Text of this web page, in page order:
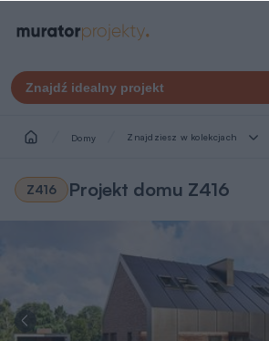
Znajdź idealny projekt
Domy Znajdziesz w kolekcjach
Z416 Projekt domu Z416